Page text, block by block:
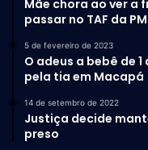
Mãe chora ao ver a
passar no TAF da
5 de fevereiro de 2023
O adeus a bebê de
pela tia em Macapá
14 de setembro de 2022
Justiça decide
preso